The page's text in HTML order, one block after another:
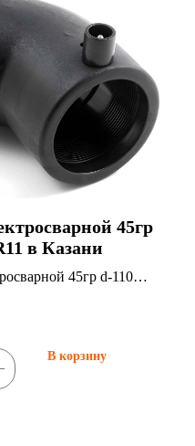
45гр
в Казани
45гр d-110
В корзину